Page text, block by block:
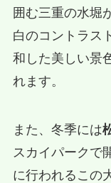
囲む三重の水堀
白のコントラス
和した美しい景
れます。
また、冬季には
スカイパークで
に行われるこの